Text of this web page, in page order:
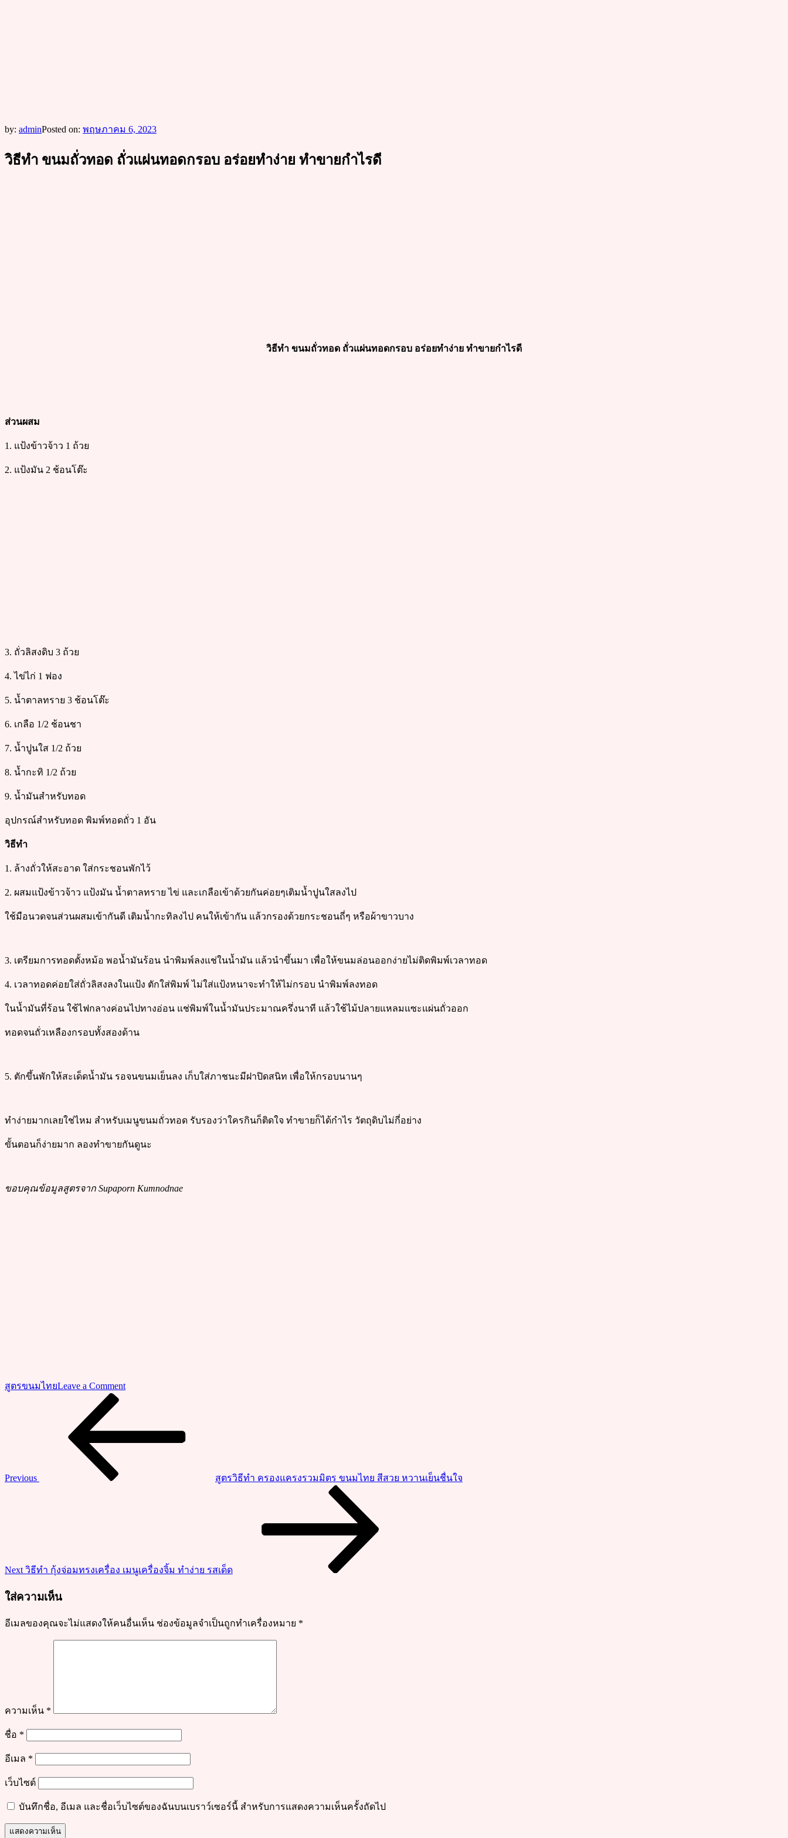
by: adminPosted on: พฤษภาคม 6, 2023
วิธีทำ ขนมถั่วทอด ถั่วแผ่นทอดกรอบ อร่อยทำง่าย ทำขายกำไรดี
วิธีทำ ขนมถั่วทอด ถั่วแผ่นทอดกรอบ อร่อยทำง่าย ทำขายกำไรดี
ส่วนผสม
1. แป้งข้าวจ้าว 1 ถ้วย
2. แป้งมัน 2 ช้อนโต๊ะ
3. ถั่วลิสงดิบ 3 ถ้วย
4. ไข่ไก่ 1 ฟอง
5. น้ำตาลทราย 3 ช้อนโต๊ะ
6. เกลือ 1/2 ช้อนชา
7. น้ำปูนใส 1/2 ถ้วย
8. น้ำกะทิ 1/2 ถ้วย
9. น้ำมันสำหรับทอด
อุปกรณ์สำหรับทอด พิมพ์ทอดถั่ว 1 อัน
วิธีทำ
1. ล้างถั่วให้สะอาด ใส่กระชอนพักไว้
2. ผสมแป้งข้าวจ้าว แป้งมัน น้ำตาลทราย ไข่ และเกลือเข้าด้วยกันค่อยๆเติมน้ำปูนใสลงไป
ใช้มือนวดจนส่วนผสมเข้ากันดี เติมน้ำกะทิลงไป คนให้เข้ากัน แล้วกรองด้วยกระชอนถี่ๆ หรือผ้าขาวบาง
3. เตรียมการทอดตั้งหม้อ พอน้ำมันร้อน นำพิมพ์ลงแช่ในน้ำมัน แล้วนำขึ้นมา เพื่อให้ขนมล่อนออกง่ายไม่ติดพิมพ์เวลาทอด
4. เวลาทอดค่อยใส่ถั่วลิสงลงในแป้ง ตักใส่พิมพ์ ไม่ใส่แป้งหนาจะทำให้ไม่กรอบ นำพิมพ์ลงทอด
ในน้ำมันที่ร้อน ใช้ไฟกลางค่อนไปทางอ่อน แช่พิมพ์ในน้ำมันประมาณครึ่งนาที แล้วใช้ไม้ปลายแหลมแซะแผ่นถั่วออก
ทอดจนถั่วเหลืองกรอบทั้งสองด้าน
5. ตักขึ้นพักให้สะเด็ดน้ำมัน รอจนขนมเย็นลง เก็บใส่ภาชนะมีฝาปิดสนิท เพื่อให้กรอบนานๆ
ทำง่ายมากเลยใช่ไหม สำหรับเมนูขนมถั่วทอด รับรองว่าใครกินก็ติดใจ ทำขายก็ได้กำไร วัตถุดิบไม่กี่อย่าง
ขั้นตอนก็ง่ายมาก ลองทำขายกันดูนะ
ขอบคุณข้อมูลสูตรจาก Supaporn Kumnodnae‎
สูตรขนมไทยLeave a Commenton
ทำ
ดี
Previous
สูตรวิธีทำ ครองแครงรวมมิตร ขนมไทย สีสวย หวานเย็นชื่นใจ
Next วิธีทำ กุ้งจ่อมทรงเครื่อง เมนูเครื่องจิ้ม ทำง่าย รสเด็ด
ใส่ความเห็น
อีเมลของคุณจะไม่แสดงให้คนอื่นเห็น ช่องข้อมูลจำเป็นถูกทำเครื่องหมาย *
ความเห็น *
ชื่อ *
อีเมล *
เว็บไซต์
บันทึกชื่อ, อีเมล และชื่อเว็บไซต์ของฉันบนเบราว์เซอร์นี้ สำหรับการแสดงความเห็นครั้งถัดไป